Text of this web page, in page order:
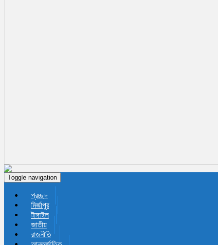
Toggle navigation
প্রচ্ছদ
মির্জাপুর
টাঙ্গাইল
জাতীয়
রাজনীতি